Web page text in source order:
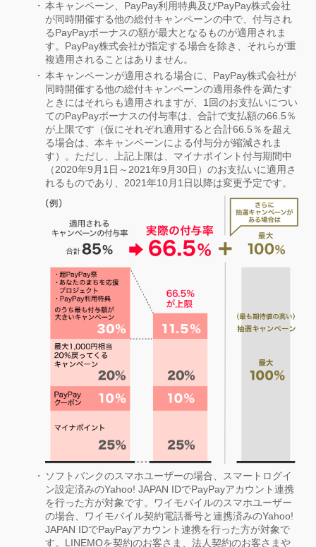
本キャンペーン、PayPay利用特典及びPayPay株式会社
が同時開催する他の総付キャンペーンの中で、付与され
るPayPayボーナスの額が最大となるものが適用されま
す。PayPay株式会社が指定する場合を除き、それらが重
複適用されることはありません。
本キャンペーンが適用される場合に、PayPay株式会社が
同時開催する他の総付キャンペーンの適用条件を満たす
ときにはそれらも適用されますが、1回のお支払いについ
てのPayPayボーナスの付与率は、合計で支払額の66.5％
が上限です（仮にそれぞれ適用すると合計66.5％を超え
る場合は、本キャンペーンによる付与分が縮減されま
す）。ただし、上記上限は、マイナポイント付与期間中
（2020年9月1日～2021年9月30日）のお支払いに適用さ
れるものであり、2021年10月1日以降は変更予定です。
ソフトバンクのスマホユーザーの場合、スマートログイ
ン設定済みのYahoo! JAPAN IDでPayPayアカウント連携
を行った方が対象です。ワイモバイルのスマホユーザー
の場合、ワイモバイル契約電話番号と連携済みのYahoo!
JAPAN IDでPayPayアカウント連携を行った方が対象で
す。LINEMOを契約のお客さま、法人契約のお客さまや